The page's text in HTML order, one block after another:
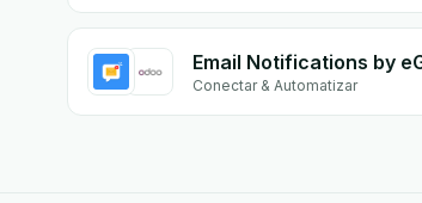
Conectar & Automatizar